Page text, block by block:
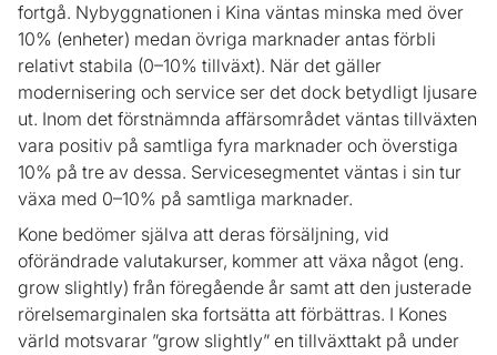
fortgå. Nybyggnationen i Kina väntas minska med över
10% (enheter) medan övriga marknader antas förbli
relativt stabila (0–10% tillväxt). När det gäller
modernisering och service ser det dock betydligt ljusare
ut. Inom det förstnämnda affärsområdet väntas tillväxten
vara positiv på samtliga fyra marknader och överstiga
10% på tre av dessa. Servicesegmentet väntas i sin tur
växa med 0–10% på samtliga marknader.
Kone bedömer själva att deras försäljning, vid
oförändrade valutakurser, kommer att växa något (eng.
grow slightly) från föregående år samt att den justerade
rörelsemarginalen ska fortsätta att förbättras. I Kones
värld motsvarar ”grow slightly” en tillväxttakt på under